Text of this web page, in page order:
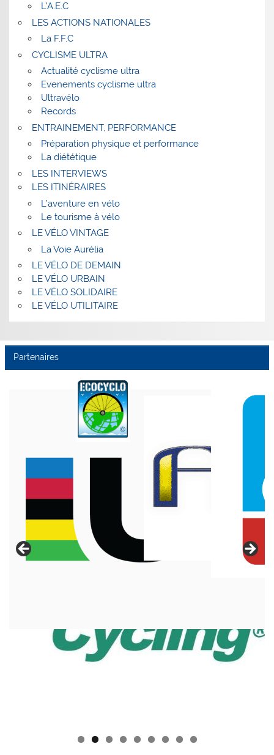
L’A.E.C
LES ACTIONS NATIONALES
La F.F.C
CYCLISME ULTRA
Actualité cyclisme ultra
Evenements cyclisme ultra
Ultravélo
Records
ENTRAINEMENT, PERFORMANCE
Préparation physique et performance
La diététique
LES INTERVIEWS
LES ITINÉRAIRES
L’aventure en vélo
Le tourisme à vélo
LE VÉLO VINTAGE
La Voie Aurélia
LE VÉLO DE DEMAIN
LE VÉLO URBAIN
LE VÉLO SOLIDAIRE
LE VÉLO UTILITAIRE
Partenaires